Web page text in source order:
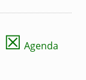
☒ Agenda